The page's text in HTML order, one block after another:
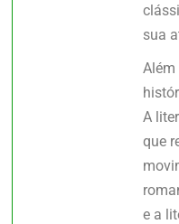
sua
Além
A
que
e a